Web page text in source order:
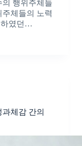
의 행위주체들
체들의 노력
하였던…
체감 간의